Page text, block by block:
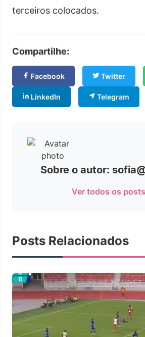
terceiros colocados.
Compartilhe:
Facebook Twitter
LinkedIn Telegram
Sobre o autor:
Ver todos os
Posts Relacionados